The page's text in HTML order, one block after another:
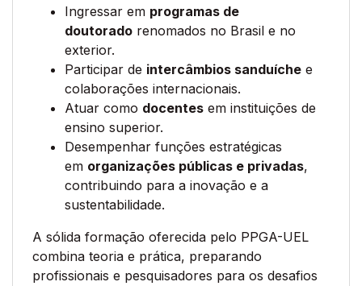
Ingressar em programas de
doutorado renomados no Brasil e no
exterior.
Participar de intercâmbios sanduíche e
colaborações internacionais.
Atuar como docentes em instituições de
ensino superior.
Desempenhar funções estratégicas
em organizações públicas e privadas,
contribuindo para a inovação e a
sustentabilidade.
A sólida formação oferecida pelo PPGA-UEL
combina teoria e prática, preparando
profissionais e pesquisadores para os desafios